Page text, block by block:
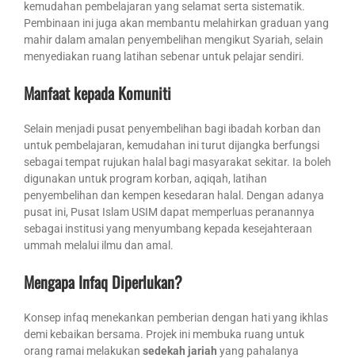
kemudahan pembelajaran yang selamat serta sistematik.
Pembinaan ini juga akan membantu melahirkan graduan yang
mahir dalam amalan penyembelihan mengikut Syariah, selain
menyediakan ruang latihan sebenar untuk pelajar sendiri.
Manfaat kepada Komuniti
Selain menjadi pusat penyembelihan bagi ibadah korban dan
untuk pembelajaran, kemudahan ini turut dijangka berfungsi
sebagai tempat rujukan halal bagi masyarakat sekitar. Ia boleh
digunakan untuk program korban, aqiqah, latihan
penyembelihan dan kempen kesedaran halal. Dengan adanya
pusat ini, Pusat Islam USIM dapat memperluas peranannya
sebagai institusi yang menyumbang kepada kesejahteraan
ummah melalui ilmu dan amal.
Mengapa Infaq Diperlukan?
Konsep infaq menekankan pemberian dengan hati yang ikhlas
demi kebaikan bersama. Projek ini membuka ruang untuk
orang ramai melakukan sedekah jariah yang pahalanya